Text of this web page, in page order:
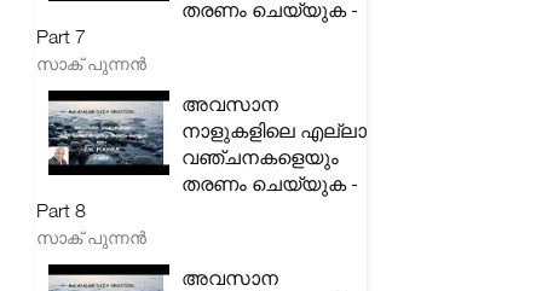
തരണം ചെയ്യുക -
Part 7
സാക് പുന്നൻ
അവസാന
നാളുകളിലെ എല്ലാ
വഞ്ചനകളെയും
തരണം ചെയ്യുക -
Part 8
സാക് പുന്നൻ
അവസാന